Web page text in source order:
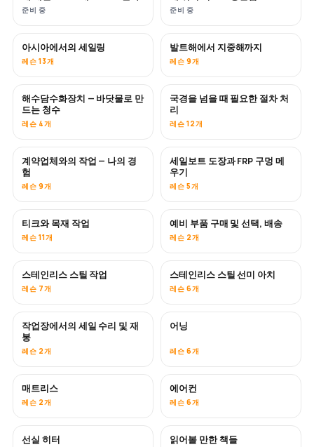
준비 중 준비 중
곧 공개
아시아에서의 세일링
레슨 13개
곧 공개
발트해에서 지중해까지
레슨 9개
곧 공개
해수담수화장치 — 바닷물로 만
드는 청수
레슨 4개
국경을 넘을 때 필요한 절차 처
리
레슨 12개
곧 공개
계약업체와의 작업 — 나의 경
험
레슨 9개
곧 공개
세일보트 도장과 FRP 구멍 메
우기
레슨 5개
티크와 목재 작업
레슨 11개
곧 공개
예비 부품 구매 및 선택, 배송
레슨 2개
곧 공개
스테인리스 스틸 작업
레슨 7개
스테인리스 스틸 선미 아치
레슨 6개
곧 공개
작업장에서의 세일 수리 및 재
봉
레슨 2개
어닝
레슨 6개
매트리스
레슨 2개
곧 공개
에어컨
레슨 6개
곧 공개
선실 히터 곧 공개
읽어볼 만한 책들